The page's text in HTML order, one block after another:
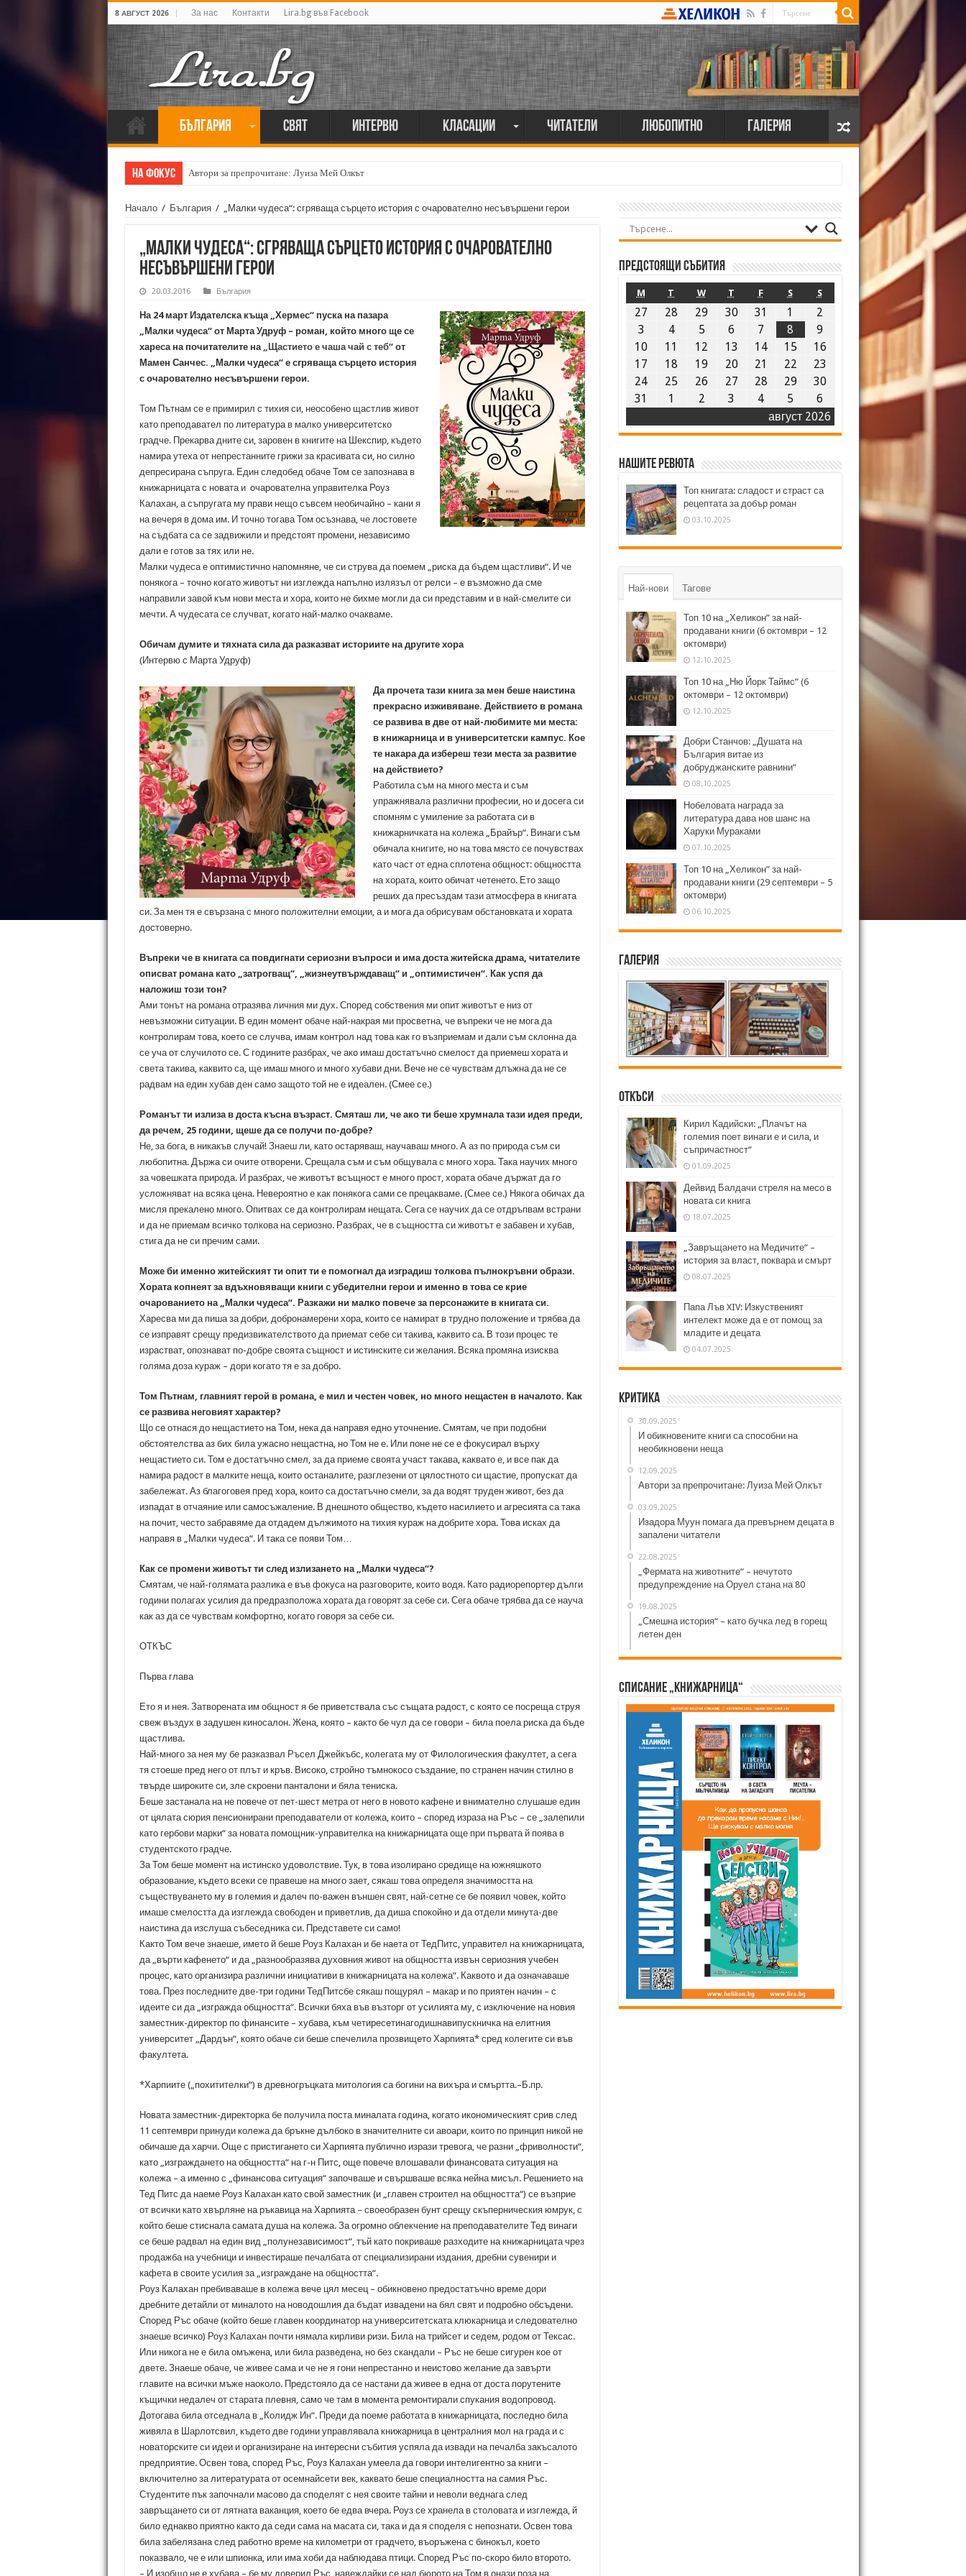
8 АВГУСТ 2026 За нас Контакти Lira.bg във Facebook
България Свят Интервю Класации Читатели Любопитно Галерия
На фокус Автори за препрочитане: Луиза Мей Олкът
Кирил Кадийски: „Плачът на големия поет винаги е и сила, и съпричастност“
Начало / България / „Малки чудеса“: сгряваща сърцето история с очарователно несъвършени герои
„Малки чудеса“: сгряваща сърцето история с очарователно
несъвършени герои
20.03.2016 България
На 24 март Издателска къща „Хермес“ пуска на пазара
„Малки чудеса“ от Марта Удруф – роман, който много ще се
хареса на почитателите на „Щастието е чаша чай с теб“от
Мамен Санчес. „Малки чудеса“ е сгряваща сърцето история
с очарователно несъвършени герои.
Том Пътнам се е примирил с тихия си, неособено щастлив живот
като преподавател по литература в малко университетско
градче. Прекарва дните си, заровен в книгите на Шекспир, където
намира утеха от непрестанните грижи за красивата си, но силно
депресирана съпруга. Един следобед обаче Том се запознава в
книжарницата с новата и очарователна управителка Роуз
Калахан, а съпругата му прави нещо съвсем необичайно – кани я
на вечеря в дома им. И точно тогава Том осъзнава, че лостовете
на съдбата са се задвижили и предстоят промени, независимо
дали е готов за тях или не.
Малки чудеса е оптимистично напомняне, че си струва да поемем „риска да бъдем щастливи“. И че
понякога – точно когато животът ни изглежда напълно излязъл от релси – е възможно да сме
направили завой към нови места и хора, които не бихме могли да си представим и в най-смелите си
мечти. А чудесата се случват, когато най-малко очакваме.
Обичам думите и тяхната сила да разказват историите на другите хора
(Интервю с Марта Удруф)
Да прочета тази книга за мен беше наистина
прекрасно изживяване. Действието в романа
се развива в две от най-любимите ми места:
в книжарница и в университетски кампус. Кое
те накара да избереш тези места за развитие
на действието?
Работила съм на много места и съм
упражнявала различни професии, но и досега си
спомням с умиление за работата си в
книжарничката на колежа „Брайър“. Винаги съм
обичала книгите, но на това място се почувствах
като част от една сплотена общност: общността
на хората, които обичат четенето. Ето защо
реших да пресъздам тази атмосфера в книгата
си. За мен тя е свързана с много положителни емоции, а и мога да обрисувам обстановката и хората
достоверно.
Въпреки че в книгата са повдигнати сериозни въпроси и има доста житейска драма, читателите
описват романа като „затрогващ“, „жизнеутвърждаващ“ и „оптимистичен“. Как успя да
наложиш този тон?
Ами тонът на романа отразява личния ми дух. Според собствения ми опит животът е низ от
невъзможни ситуации. В един момент обаче най-накрая ми просветна, че въпреки че не мога да
контролирам това, което се случва, имам контрол над това как го възприемам и дали съм склонна да
се уча от случилото се. С годините разбрах, че ако имаш достатъчно смелост да приемеш хората и
света такива, каквито са, ще имаш много и много хубави дни. Вече не се чувствам длъжна да не се
радвам на един хубав ден само защото той не е идеален. (Смее се.)
Романът ти излиза в доста късна възраст. Смяташ ли, че ако ти беше хрумнала тази идея преди,
да речем, 25 години, щеше да се получи по-добре?
Не, за бога, в никакъв случай! Знаеш ли, като остаряваш, научаваш много. А аз по природа съм си
любопитна. Държа си очите отворени. Срещала съм и съм общувала с много хора. Така научих много
за човешката природа. И разбрах, че животът всъщност е много прост, хората обаче държат да го
усложняват на всяка цена. Невероятно е как понякога сами се прецакваме. (Смее се.) Някога обичах да
мисля прекалено много. Опитвах се да контролирам нещата. Сега се научих да се отдръпвам встрани
и да не приемам всичко толкова на сериозно. Разбрах, че в същността си животът е забавен и хубав,
стига да не си пречим сами.
Може би именно житейският ти опит ти е помогнал да изградиш толкова пълнокръвни образи.
Хората копнеят за вдъхновяващи книги с убедителни герои и именно в това се крие
очарованието на „Малки чудеса“. Разкажи ни малко повече за персонажите в книгата си.
Харесва ми да пиша за добри, добронамерени хора, които се намират в трудно положение и трябва да
се изправят срещу предизвикателството да приемат себе си такива, каквито са. В този процес те
израстват, опознават по-добре своята същност и истинските си желания. Всяка промяна изисква
голяма доза кураж – дори когато тя е за добро.
Том Пътнам, главният герой в романа, е мил и честен човек, но много нещастен в началото. Как
се развива неговият характер?
Що се отнася до нещастието на Том, нека да направя едно уточнение. Смятам, че при подобни
обстоятелства аз бих била ужасно нещастна, но Том не е. Или поне не се е фокусирал върху
нещастието си. Том е достатъчно смел, за да приеме своята участ такава, каквато е, и все пак да
намира радост в малките неща, които останалите, разглезени от цялостното си щастие, пропускат да
забележат. Аз благоговея пред хора, които са достатъчно смели, за да водят труден живот, без да
изпадат в отчаяние или самосъжаление. В днешното общество, където насилието и агресията са така
на почит, често забравяме да отдадем дължимото на тихия кураж на добрите хора. Това исках да
направя в „Малки чудеса“. И така се появи Том…
Как се промени животът ти след излизането на „Малки чудеса“?
Смятам, че най-голямата разлика е във фокуса на разговорите, които водя. Като радиорепортер дълги
години полагах усилия да предразположа хората да говорят за себе си. Сега обаче трябва да се науча
как аз да се чувствам комфортно, когато говоря за себе си.
ОТКЪС
Първа глава
Ето я и нея. Затворената им общност я бе приветствала със същата радост, с която се посреща струя
свеж въздух в задушен киносалон. Жена, която – както бе чул да се говори – била поела риска да бъде
щастлива.
Най-много за нея му бе разказвал Ръсел Джейкъбс, колегата му от Филологическия факултет, а сега
тя стоеше пред него от плът и кръв. Високо, стройно тъмнокосо създание, по странен начин стилно в
твърде широките си, зле скроени панталони и бяла тениска.
Беше застанала на не повече от пет-шест метра от него в новото кафене и внимателно слушаше един
от цялата сюрия пенсионирани преподаватели от колежа, които – според израза на Ръс – се „залепили
като гербови марки“ за новата помощник-управителка на книжарницата още при първата й поява в
студентското градче.
За Том беше момент на истинско удоволствие. Тук, в това изолирано средище на южняшкото
образование, където всеки се правеше на много зает, сякаш това определя значимостта на
съществуването му в големия и далеч по-важен външен свят, най-сетне се бе появил човек, който
имаше смелостта да изглежда свободен и приветлив, да диша спокойно и да отдели минута-две
наистина да изслуша събеседника си. Представете си само!
Както Том вече знаеше, името й беше Роуз Калахан и бе наета от ТедПитс, управител на книжарницата,
да „върти кафенето“ и да „разнообразява духовния живот на общността извън сериозния учебен
процес, като организира различни инициативи в книжарницата на колежа“. Каквото и да означаваше
това. През последните две-три години ТедПитсбе сякаш пощурял – макар и по приятен начин – с
идеите си да „изгражда общността“. Всички бяха във възторг от усилията му, с изключение на новия
заместник-директор по финансите – хубава, към четиресетинагодишнавипускничка на елитния
университет „Дардън“, която обаче си беше спечелила прозвището Харпията* сред колегите си във
факултета.
*Харпиите („похитителки“) в древногръцката митология са богини на вихъра и смъртта.–Б.пр.
Новата заместник-директорка бе получила поста миналата година, когато икономическият срив след
11 септември принуди колежа да бръкне дълбоко в значителните си авоари, които по принцип никой не
обичаше да харчи. Още с пристигането си Харпията публично изрази тревога, че разни „фриволности“,
като „изграждането на общността“ на г-н Питс, още повече влошавали финансовата ситуация на
колежа – а именно с „финансова ситуация“ започваше и свършваше всяка нейна мисъл. Решението на
Тед Питс да наеме Роуз Калахан като свой заместник (и „главен строител на общността“) се възприе
от всички като хвърляне на ръкавица на Харпията – своеобразен бунт срещу скъперническия юмрук, с
който беше стиснала самата душа на колежа. За огромно облекчение на преподавателите Тед винаги
се беше радвал на един вид „полунезависимост“, тъй като покриваше разходите на книжарницата чрез
продажба на учебници и инвестираше печалбата от специализирани издания, дребни сувенири и
кафета в своите усилия за „изграждане на общността“.
Роуз Калахан пребиваваше в колежа вече цял месец – обикновено предостатъчно време дори
дребните детайли от миналото на новодошлия да бъдат извадени на бял свят и подробно обсъдени.
Според Ръс обаче (който беше главен координатор на университетската клюкарница и следователно
знаеше всичко) Роуз Калахан почти нямала кирливи ризи. Била на трийсет и седем, родом от Тексас.
Или никога не е била омъжена, или била разведена, но без скандали – Ръс не беше сигурен кое от
двете. Знаеше обаче, че живее сама и че не я гони непрестанно и неистово желание да завърти
главите на всички мъже наоколо. Предстояло да се настани да живее в една от доста порутените
къщички недалеч от старата плевня, само че там в момента ремонтирали спукания водопровод.
Дотогава била отседнала в „Колидж Ин“. Преди да поеме работата в книжарницата, последно била
живяла в Шарлотсвил, където две години управлявала книжарница в централния мол на града и с
новаторските си идеи и организиране на интересни събития успяла да извади на печалба закъсалото
предприятие. Освен това, според Ръс, Роуз Калахан умеела да говори интелигентно за книги –
включително за литературата от осемнайсети век, каквато беше специалността на самия Ръс.
Студентите пък започнали масово да споделят с нея своите тайни и неволи веднага след
завръщането си от лятната ваканция, което бе едва вчера. Роуз се хранела в столовата и изглежда, й
било еднакво приятно както да седи сама на масата си, така и да я споделя с непознати. Освен това
била забелязана след работно време на километри от градчето, въоръжена с бинокъл, което
показвало, че е или шпионка, или има хоби да наблюдава птици. Според Ръс по-скоро било второто.
– И изобщо не е хубава – бе му доверил Ръс, навеждайки се над бюрото на Том в онази поза на
Предстоящи събития
август 2026
M T W T F S S
27 28 29 30 31 1
2
3
4 5 6 7 8
9
10
11 12 13 14 15
16
17
18 19 20 21 22
23
24
25 26 27 28 29
30
31
1 2 3 4 5 6
Нашите ревюта
Топ книгата: сладост и страст са
рецептата за добър роман
03.10.2025
Най-нови Тагове
Топ 10 на „Хеликон” за най-
продавани книги (6 октомври – 12
октомври)
12.10.2025
Топ 10 на „Ню Йорк Таймс” (6
октомври – 12 октомври)
12.10.2025
Добри Станчов: „Душата на
България витае из
добруджанските равнини“
08.10.2025
Нобеловата награда за
литература дава нов шанс на
Харуки Мураками
07.10.2025
Топ 10 на „Хеликон” за най-
продавани книги (29 септември – 5
октомври)
06.10.2025
Галерия
Откъси
Кирил Кадийски: „Плачът на
големия поет винаги е и сила, и
съпричастност“
01.09.2025
Дейвид Балдачи стреля на месо в
новата си книга
18.07.2025
„Завръщането на Медичите“ –
история за власт, поквара и смърт
08.07.2025
Папа Лъв XIV: Изкуственият
интелект може да е от помощ за
младите и децата
04.07.2025
Критика
30.09.2025
И обикновените книги са способни на
необикновени неща
12.09.2025
Автори за препрочитане: Луиза Мей Олкът
03.09.2025
Изадора Муун помага да превърнем децата в
запалени читатели
22.08.2025
„Фермата на животните“ – нечутото
предупреждение на Оруел стана на 80
19.08.2025
„Смешна история“ – като бучка лед в горещ
летен ден
Списание „Книжарница“